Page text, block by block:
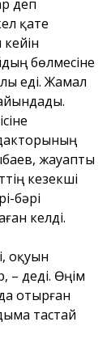
деп
қате
кейін
бөлмесіне
еді. Жамал
жауапты
кезекші
бәрі
келді.
оқуын
– деді. Өңім
отырған
тастай